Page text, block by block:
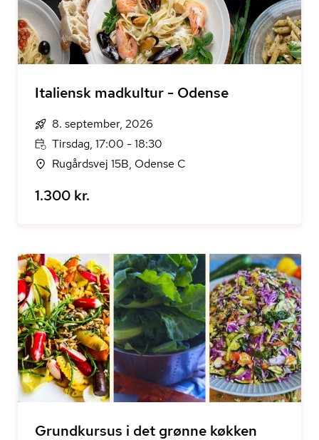
Italiensk madkultur - Odense
8. september, 2026
Tirsdag, 17:00 - 18:30
Rugårdsvej 15B, Odense C
1.300 kr.
Grundkursus i det grønne køkken